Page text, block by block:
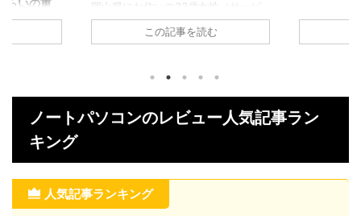
歳女性（サービ
など）が2022年3
かったところやイ
とめておりますの
する前に評価や
る方は参考にし
っているところ
はやい メディア
エレクトロニク
神奈川県にお住いの42歳女性（流
通・小売系：経理）が2023年6月頃に
を実際に使ってみたレビューをご紹介
します。 購入したガジェットを実際
に使ってみて良かったところやイマイ
チなところをまとめておりますので、
ミが気になっている方は参考にしてく
ださい。 気に入っているところ 立ち
上がりが早い 処理能力が早い 軽く持
ち運びに便利 dynabook S6 P2-
この記事を読む
福岡
しま
ミが
ださ
ノートパソコンのレビュー人気記事ラン
キング
人気記事ランキング